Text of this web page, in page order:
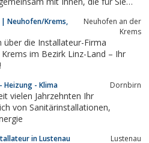
Wellness – Oase und
Neuhofen/Krems,
Neuhofen an der
Krems
die Installateur-Firma
im Bezirk Linz-Land – Ihr
Heizung - Klima Dornbirn
vielen Jahrzehnten Ihr
von Sanitärinstallationen,
in Lustenau Lustenau